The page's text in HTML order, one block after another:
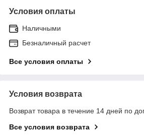
Условия оплаты
Наличными
Безналичный расчет
Все условия оплаты
Условия возврата
Возврат товара в течение 14 дней по
Все условия возврата